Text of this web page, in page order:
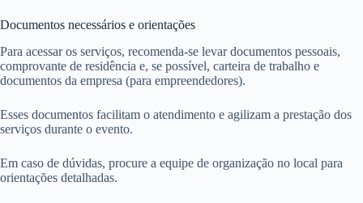
Documentos necessários e orientações
Para acessar os serviços, recomenda-se levar documentos pessoais,
comprovante de residência e, se possível, carteira de trabalho e
documentos da empresa (para empreendedores).
Esses documentos facilitam o atendimento e agilizam a prestação dos
serviços durante o evento.
Em caso de dúvidas, procure a equipe de organização no local para
orientações detalhadas.